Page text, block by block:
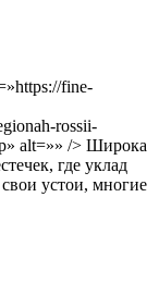
fine-
rossii-
alt=»» /> Широка
где уклад
устои, многие